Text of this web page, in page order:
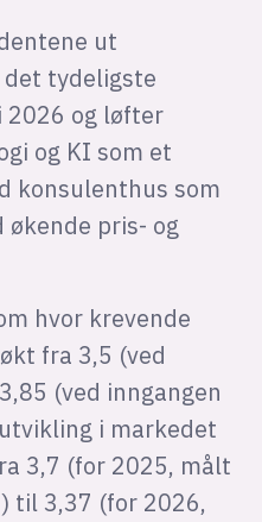
ut
det tydeligste
2026 og løfter
og KI som et
konsulenthus som
økende pris- og
hvor krevende
fra 3,5 (ved
(ved inngangen
i markedet
3,7 (for 2025, målt
til 3,37 (for 2026,